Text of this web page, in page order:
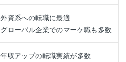
外資系への転職に最適
グローバル企業でのマーケ職も多数
年収アップの転職実績が多数